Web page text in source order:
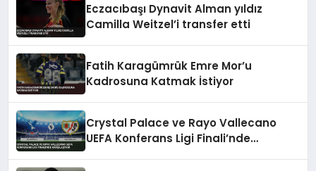
Eczacıbaşı Dynavit Alman yıldız
Camilla Weitzel’i transfer etti
Fatih Karagümrük Emre Mor’u
Kadrosuna Katmak İstiyor
Crystal Palace ve Rayo Vallecano
UEFA Konferans Ligi Finali’nde